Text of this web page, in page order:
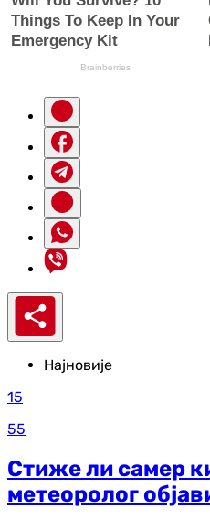
Најновије
15
55
Стиже ли самер
метеоролог